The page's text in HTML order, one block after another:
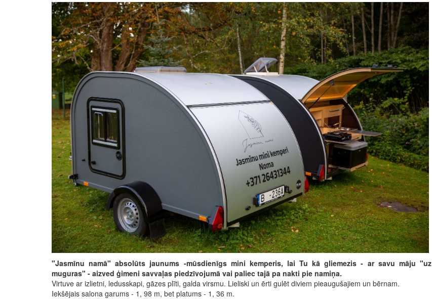
"Jasmīnu namā" absolūts jaunums -mūsdienīgs mini kemperis, lai Tu kā gliemezis - ar savu māju "uz
muguras" - aizved ģimeni savvaļas piedzīvojumā vai paliec tajā pa nakti pie namiņa.
Virtuve ar izlietni, ledusskapi, gāzes plīti, galda virsmu. Lieliski un ērti gulēt diviem pieaugušajiem un bērnam.
Iekšējais salona garums - 1, 98 m, bet platums - 1, 36 m.